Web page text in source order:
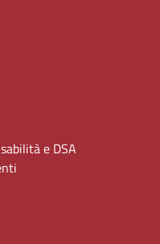
e DSA